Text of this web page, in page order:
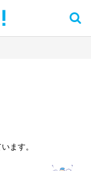
ます。